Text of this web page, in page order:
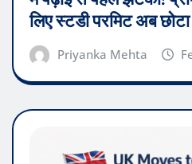
लिए स्टडी परमिट अब छोटा
Priyanka Mehta